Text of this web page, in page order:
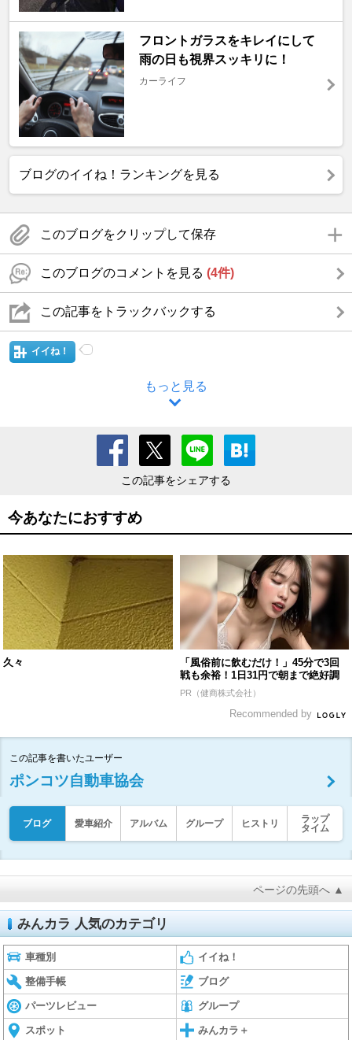
フロントガラスをキレイにして
雨の日も視界スッキリに！
カーライフ
ブログのイイね！ランキングを見る
このブログをクリップして保存
このブログのコメントを見る (4件)
この記事をトラックバックする
イイね！
もっと見る
この記事をシェアする
今あなたにおすすめ
久々
「風俗前に飲むだけ！」45分で3回
戦も余裕！1日31円で朝まで絶好調
PR（健商株式会社）
Recommended by
この記事を書いたユーザー
ポンコツ自動車協会
ブログ 愛車紹介 アルバム グループ ヒストリ
ラップ
タイム
ページの先頭へ ▲
みんカラ 人気のカテゴリ
車種別 イイね！
整備手帳 ブログ
パーツレビュー グループ
スポット みんカラ＋